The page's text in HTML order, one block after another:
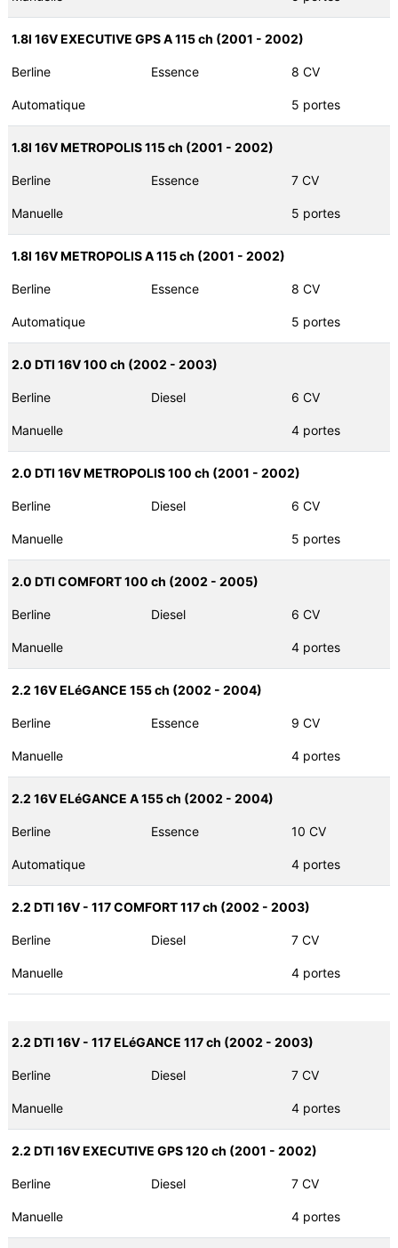
1.8I 16V EXECUTIVE GPS A 115 ch (2001 - 2002)
Berline Essence 8 CV
Automatique 5 portes
1.8I 16V METROPOLIS 115 ch (2001 - 2002)
Berline Essence 7 CV
Manuelle 5 portes
1.8I 16V METROPOLIS A 115 ch (2001 - 2002)
Berline Essence 8 CV
Automatique 5 portes
2.0 DTI 16V 100 ch (2002 - 2003)
Berline Diesel 6 CV
Manuelle 4 portes
2.0 DTI 16V METROPOLIS 100 ch (2001 - 2002)
Berline Diesel 6 CV
Manuelle 5 portes
2.0 DTI COMFORT 100 ch (2002 - 2005)
Berline Diesel 6 CV
Manuelle 4 portes
2.2 16V ELéGANCE 155 ch (2002 - 2004)
Berline Essence 9 CV
Manuelle 4 portes
2.2 16V ELéGANCE A 155 ch (2002 - 2004)
Berline Essence 10 CV
Automatique 4 portes
2.2 DTI 16V - 117 COMFORT 117 ch (2002 - 2003)
Berline Diesel 7 CV
Manuelle 4 portes
2.2 DTI 16V - 117 ELéGANCE 117 ch (2002 - 2003)
Berline Diesel 7 CV
Manuelle 4 portes
2.2 DTI 16V EXECUTIVE GPS 120 ch (2001 - 2002)
Berline Diesel 7 CV
Manuelle 4 portes